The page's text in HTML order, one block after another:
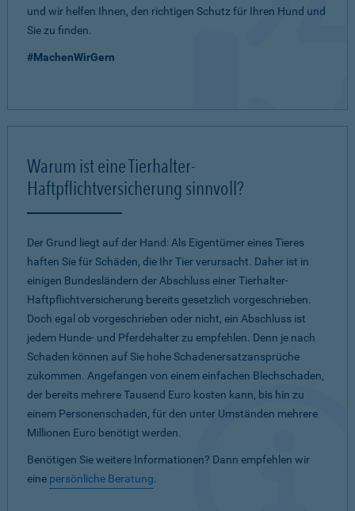
und wir helfen Ihnen, den richtigen Schutz für Ihren Hund und
Sie zu finden.
#MachenWirGern
Warum ist eine Tierhalter-
Haftpflichtversicherung sinnvoll?
Der Grund liegt auf der Hand: Als Eigentümer eines Tieres
haften Sie für Schäden, die Ihr Tier verursacht. Daher ist in
einigen Bundesländern der Abschluss einer Tierhalter-
Haftpflichtversicherung bereits gesetzlich vorgeschrieben.
Doch egal ob vorgeschrieben oder nicht, ein Abschluss ist
jedem Hunde- und Pferdehalter zu empfehlen. Denn je nach
Schaden können auf Sie hohe Schadenersatzansprüche
zukommen. Angefangen von einem einfachen Blechschaden,
der bereits mehrere Tausend Euro kosten kann, bis hin zu
einem Personenschaden, für den unter Umständen mehrere
Millionen Euro benötigt werden.
Benötigen Sie weitere Informationen? Dann empfehlen wir
eine persönliche Beratung.